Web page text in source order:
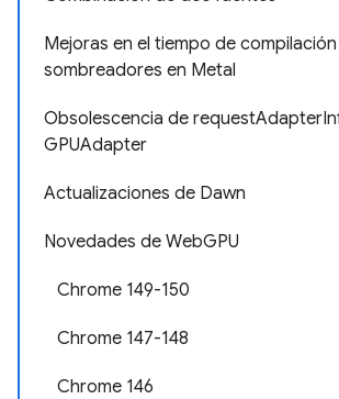
Mejoras en el tiempo de
sombreadores en Metal
Obsolescencia de
GPUAdapter
Actualizaciones de Dawn
Novedades de WebGPU
Chrome 149-150
Chrome 147-148
Chrome 146